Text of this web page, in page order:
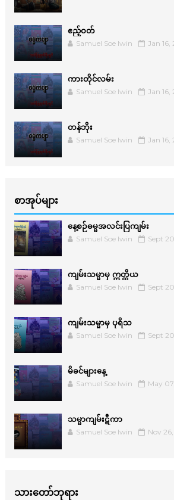
ဧည့်ဝတ်
Samuel Soe lwin Jan 16,
ကားတိုင်လမ်း
Samuel Soe lwin Jan 16,
တန်ဘိုး
Samuel Soe lwin Jan 16,
စာအုပ်များ
နေ့စဉ်ဓမ္မအလင်းပြကျမ်း
Samuel Soe lwin Sept
ကျမ်းသမ္မာမှ ဣတ္ထိယ
Samuel Soe lwin Sept
ကျမ်းသမ္မာမှ ပုရိသ
Samuel Soe lwin Sept
မိခင်များနေ့
Samuel Soe lwin May
သမ္မာကျမ်းဋီကာ
Samuel Soe lwin Nov
သားတော်ဘုရား